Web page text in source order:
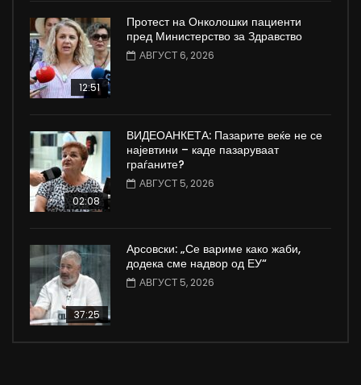
12:51
Протест на Онколошки пациенти
пред Министерство за Здравство
АВГУСТ 6, 2026
02:08
ВИДЕОАНКЕТА: Пазарите веќе не се
најевтини – каде пазаруваат
граѓаните?
АВГУСТ 5, 2026
37:25
Арсовски: „Се вариме како жаби,
додека сме надвор од ЕУ“
АВГУСТ 5, 2026